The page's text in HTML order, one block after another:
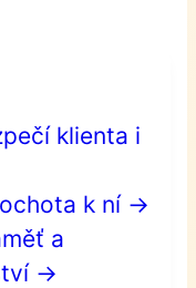
klienta i
k ní →
a
→